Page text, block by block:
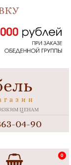
ЦЕНАМ
04-90
0